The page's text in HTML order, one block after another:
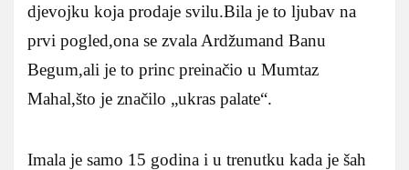
djevojku koja prodaje svilu.Bila je to ljubav na
prvi pogled,ona se zvala Ardžumand Banu
Begum,ali je to princ preinačio u Mumtaz
Mahal,što je značilo „ukras palate“.
Imala je samo 15 godina i u trenutku kada je šah